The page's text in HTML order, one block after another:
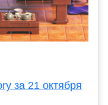
за 21 октября